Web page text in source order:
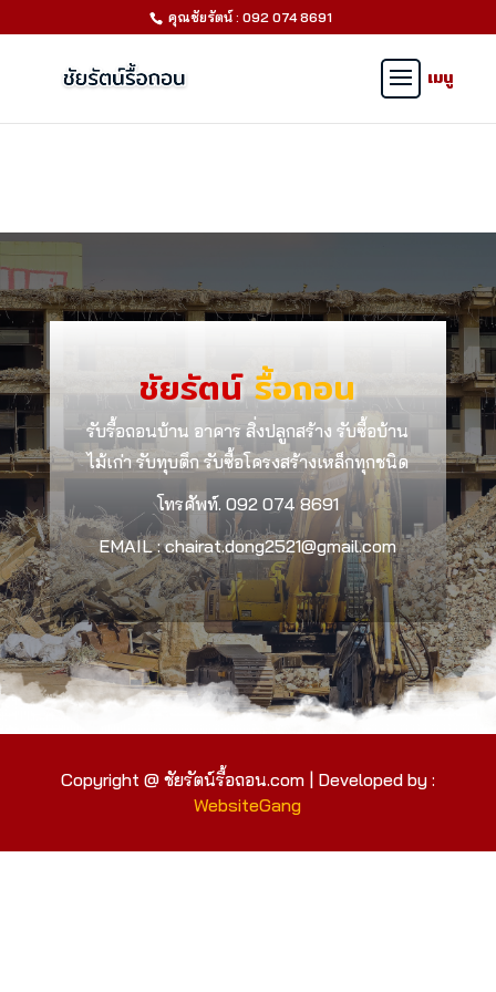
คุณชัยรัตน์ : 092 074 8691
ชัยรัตน์รื้อถอน
รับรื้อถอนบ้าน อาคาร สิ่งปลูกสร้าง รับซื้อบ้าน
ไม้เก่า รับทุบตึก รับซื้อโครงสร้างเหล็กทุกชนิด
โทรศัพท์. 092 074 8691
EMAIL : chairat.dong2521@gmail.com
Copyright @ ชัยรัตน์รื้อถอน.com | Developed by :
WebsiteGang